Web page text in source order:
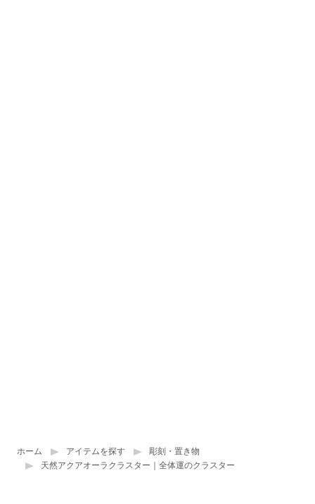
ホーム アイテムを探す
彫刻・置き物
天然アクアオーラクラスター｜全体運のクラスター